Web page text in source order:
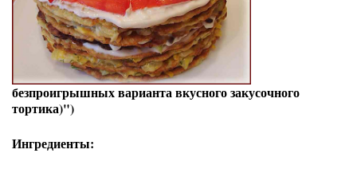
безпроигрышных варианта вкусного закусочного
тортика)")
Ингредиенты: